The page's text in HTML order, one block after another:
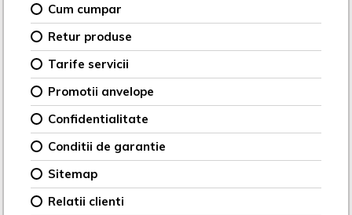
Cum cumpar
Retur produse
Tarife servicii
Promotii anvelope
Confidentialitate
Conditii de garantie
Sitemap
Relatii clienti